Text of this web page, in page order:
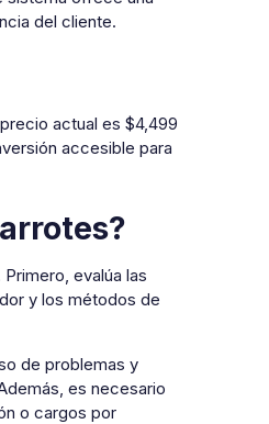
del cliente.
actual es $4,499
accesible para
evalúa las
y los métodos de
de problemas y
es necesario
o cargos por